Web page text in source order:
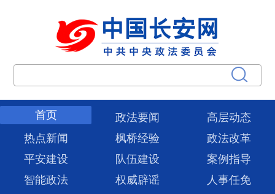
首页 政法要闻
高层动态
热点新闻
枫桥经验
政法改革
平安建设
队伍建设
案例指导
智能政法
权威辟谣
人事任免